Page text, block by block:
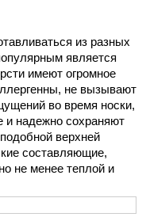
из разных
является
имеют огромное
не вызывают
во время носки,
и надежно сохраняют
верхней
составляющие,
не менее теплой и